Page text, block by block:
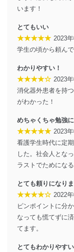
個人情報の安全
当社は、個人
に、下記セキ
施し、個人情
アクセス制御
個人デー
機器を取
の不要な
アクセス者
機器に標
ーザー
ベース等
者を識別
個人デー
システム
個人デ
ソフト
により、
メール等
います！
とてもいい
★★★★★ 2023
学生の頃から頼ん
わかりやすい！
★★★★☆ 2023
消化器外患者を持
がわかった！
めちゃくちゃ勉強
★★★★★ 2023
看護学生時代に定
した。社会人とな
ラストでためになる
とても頼りになり
★★★★☆ 2022
ピンポイントに分
なっても慌てずに
てます。
とてもわかりやすい